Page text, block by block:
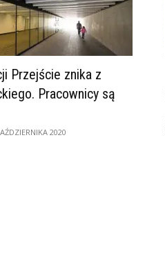
Przejście znika z
Pracownicy są
2020